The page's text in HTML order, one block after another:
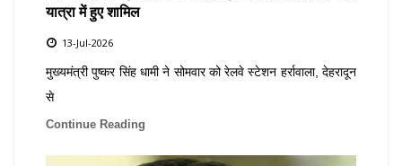
यात्रा में हुए शामिल
13-Jul-2026
मुख्यमंत्री पुष्कर सिंह धामी ने सोमवार को रेलवे स्टेशन हर्रावाला, देहरादून
से
Continue Reading